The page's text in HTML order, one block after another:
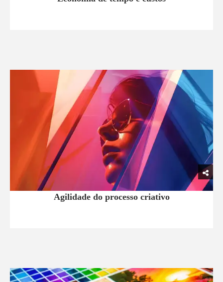
Agilidade do processo criativo